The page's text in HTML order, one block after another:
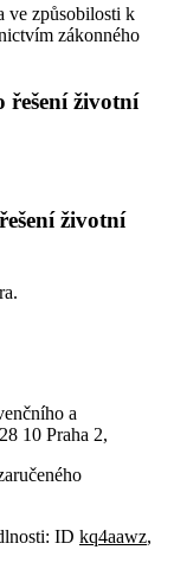
ve způsobilosti k
zákonného
řešení životní
životní
a
10 Praha 2,
ID kq4aawz,